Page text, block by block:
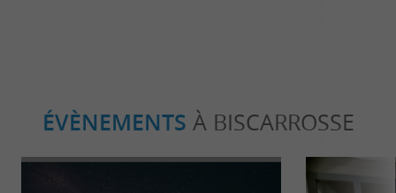
ÉVÈNEMENTS À BISCARROSSE